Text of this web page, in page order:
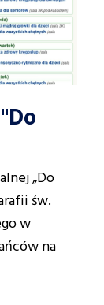
„Do
św.
w
na